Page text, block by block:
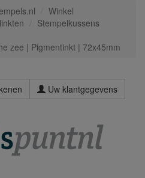
Winkel
Stempelkussens
zee | Pigmentinkt | 72x45mm
Uw klantgegevens